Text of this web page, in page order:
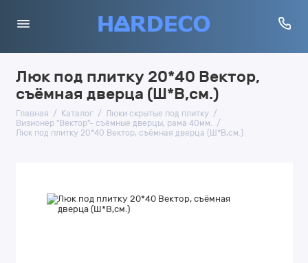
Люк под плитку 20*40 Вектор,
съёмная дверца (Ш*В,см.)
Главная Каталог
Люки скрытые под плитку
Визионер "Вектор"- съёмные дверцы, рама 40мм.
Люк под плитку 20*40 Вектор, съёмная дверца (Ш*В,см.)